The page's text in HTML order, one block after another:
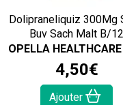
Dolipraneliquiz 300Mg
Buv Sach Malt B/12
4,50€
Ajouter